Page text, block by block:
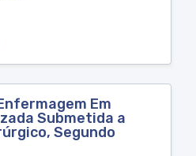
Em
Submetida a
Segundo